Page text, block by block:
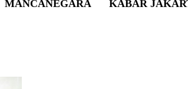
MANCANEGARA KABAR